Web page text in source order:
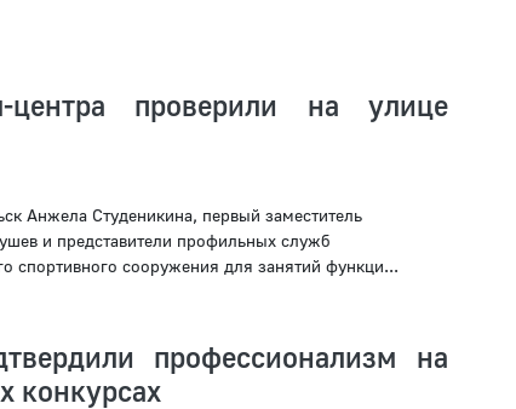
центра проверили на улице
Анжела Студеникина, первый заместитель
и представители профильных служб
спортивного сооружения для занятий функци...
профессионализм на
конкурсах